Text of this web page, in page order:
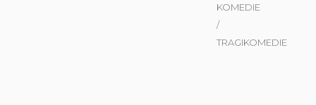
KOMEDIE
TRAGIKOMEDIE